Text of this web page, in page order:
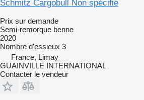
Schmitz Cargobull Non spécifié
Prix sur demande
Semi-remorque benne
2020
Nombre d'essieux 3
France, Limay
GUAINVILLE INTERNATIONAL
Contacter le vendeur